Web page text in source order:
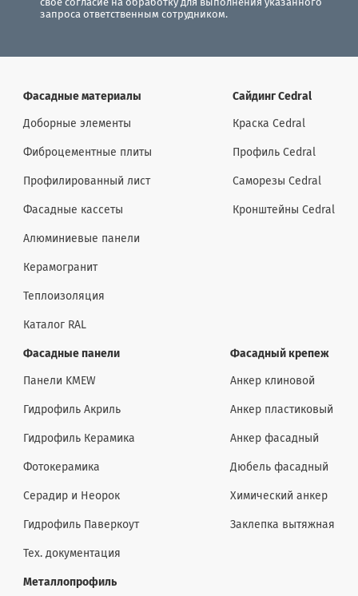
свое согласие на обработку для выполнения указанного
запроса ответственным сотрудником.
Фасадные материалы
Доборные элементы
Фиброцементные плиты
Профилированный лист
Фасадные кассеты
Алюминиевые панели
Керамогранит
Теплоизоляция
Каталог RAL
Сайдинг Cedral
Краска Cedral
Профиль Cedral
Саморезы Cedral
Кронштейны Cedral
Фасадные панели
Панели KMEW
Гидрофиль Акриль
Гидрофиль Керамика
Фотокерамика
Серадир и Неорок
Гидрофиль Паверкоут
Тех. документация
Фасадный крепеж
Анкер клиновой
Анкер пластиковый
Анкер фасадный
Дюбель фасадный
Химический анкер
Заклепка вытяжная
Металлопрофиль